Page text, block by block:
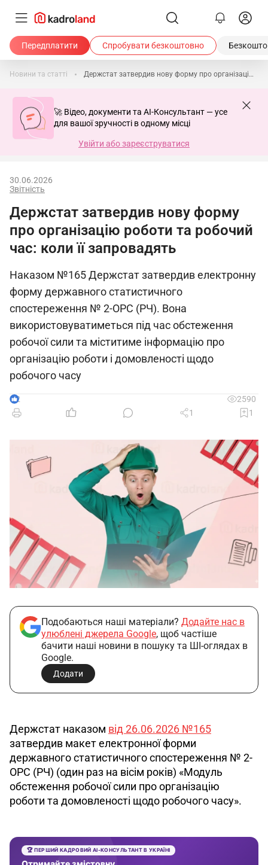
Передплатити Спробувати безкоштовно
Новини та статті Держстат затвердив нову форму про організацію роботи та робочий час: коли її запровадять
🚀 Відео, документи та AI-Консультант — усе
для вашої зручності в одному місці
Увійти або зареєструватися
Звітність
30.06.2026
Держстат затвердив нову форму
про організацію роботи та робочий
час: коли її запровадять
Наказом №165 Держстат затвердив електронну
форму державного статистичного
спостереження № 2-ОРС (РЧ). Вона
використовуватиметься під час обстеження
робочої сили та міститиме інформацію про
організацію роботи і домовленості щодо
робочого часу
2
2590
1
1
Подобаються наші матеріали? Додайте нас в
улюблені джерела Google, щоб частіше
бачити наші новини в пошуку та ШІ-оглядах в
Google.
Додати
Держстат наказом від 26.06.2026 №165
затвердив макет електронної форми
державного статистичного спостереження № 2-
ОРС (РЧ) (один раз на вісім років) «Модуль
обстеження робочої сили про організацію
роботи та домовленості щодо робочого часу».